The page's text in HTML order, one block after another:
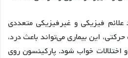
علائم فیزیکی و غیرفیزیکی متعددی
این بیماری می‌تواند باعث درد،
اختلالات خواب شود. پارکینسون روی